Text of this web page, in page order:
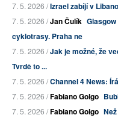
7. 5. 2026 /Izrael zabíjí v
7. 5. 2026 /Jan Čulík
cyklotrasy. Praha ne
7. 5. 2026 /Jak je možné, že
Tvrdě to ...
7. 5. 2026 /Channel 4 News:
7. 5. 2026 /Fabiano Golgo
7. 5. 2026 /Fabiano Golgo